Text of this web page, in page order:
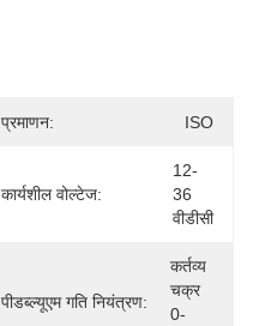
प्रमाणन: ISO
कार्यशील वोल्टेज:
12-
36
वीडीसी
पीडब्ल्यूएम गति नियंत्रण:
कर्तव्य
चक्र
0-